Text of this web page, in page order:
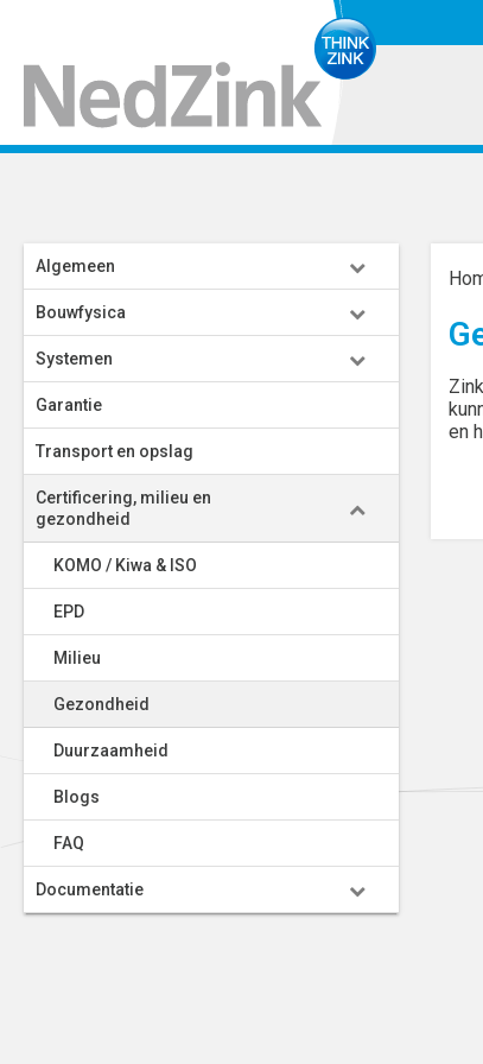
en
Algemeen
Bouwfysica
Systemen
Garantie
Transport en opslag
Certificering, milieu en
gezondheid
KOMO / Kiwa & ISO
EPD
Milieu
Gezondheid
Duurzaamheid
Blogs
FAQ
Documentatie